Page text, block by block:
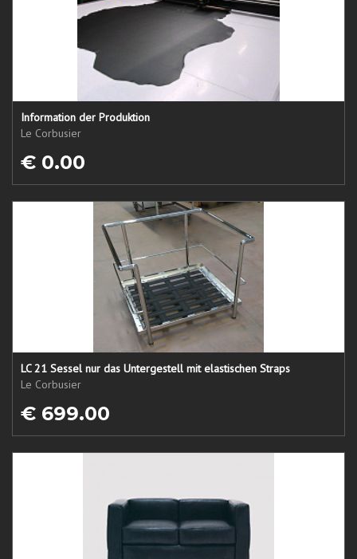
Information der Produktion
Le Corbusier
€ 0.00
LC 21 Sessel nur das Untergestell mit elastischen Straps
Le Corbusier
€ 699.00